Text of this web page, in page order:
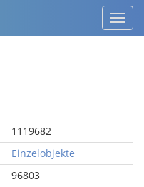
1119682
Einzelobjekte
96803